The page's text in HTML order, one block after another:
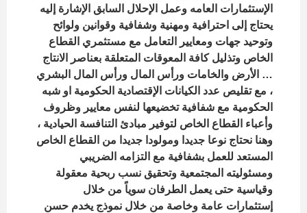
الإستثمارات العامه وعمل الإحلال السابق الإشارة إليه
يحتاج إلى احترافية ومهنية وشفافية وقوانين ولوائح
وتوحيد جهات ومعايير التعامل مع مستثمري القطاع
الخاص وتذليل كافة المعوقات المتعلقة بعناصر الانتاج
… الأرض والخامات ورأس المال ورأس المال البشري
، مع تقليص عدد الكيانات الإقتصادية الحكومية او شبه
الحكومية مع شفافية تخضيعها لنفس معايير وظروف
وأعباء القطاع الخاص لتوفير مبادئ التنافسة الحيادية ،
وهنا نحتاج نوعا جديدا ومولودا جديدا من القطاع الخاص
المستعد للعمل بشفافية مع التزامه الضريبي
ومسئوليته المجتمعية وتحقيق نسب ربحية معقولة
وقياسية حتى يعمل الطرفان سوياً من خلال
إستثمارات عامة وخاصة من خلال نموذج يخدم حسن